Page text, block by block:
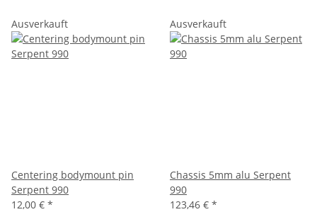
Ausverkauft
Centering bodymount pin
Serpent 990
12,00 € *
Ausverkauft
Chassis 5mm alu Serpent
990
123,46 € *